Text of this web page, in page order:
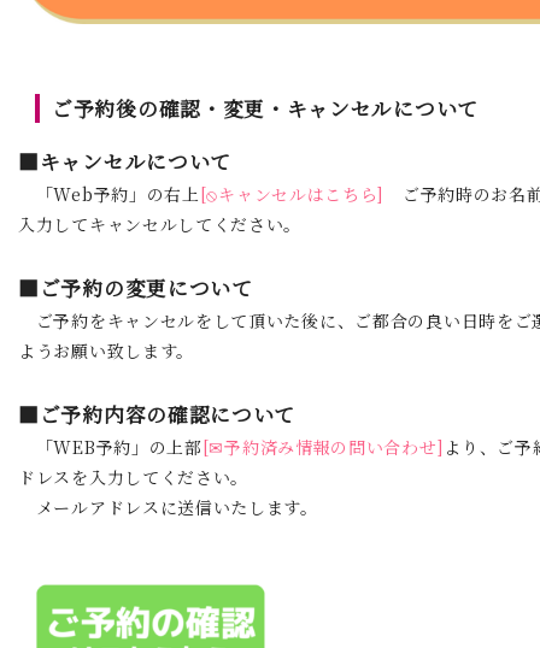
ご予約後の確認・変更・キャンセルについて
■キャンセルについて
「Web予約」の右上 [⦸キャンセルはこちら]
ご予約時のお名
入力してキャンセルしてください。
■ご予約の変更について
ご予約をキャンセルをして頂いた後に、ご都合の良い日時をご
ようお願い致します。
■ご予約内容の確認について
「WEB予約」の上部[✉予約済み情報の問い合わせ] より、ご
ドレスを入力してください。
メールアドレスに送信いたします。